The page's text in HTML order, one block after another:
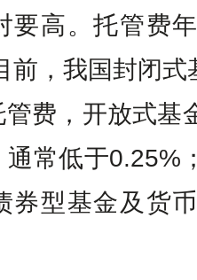
要高。托管费
前，我国封闭式
费，开放式基
通常低于0.25%
券型基金及货